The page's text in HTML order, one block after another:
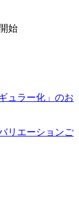
始
ュラー化」のお
リエーションご